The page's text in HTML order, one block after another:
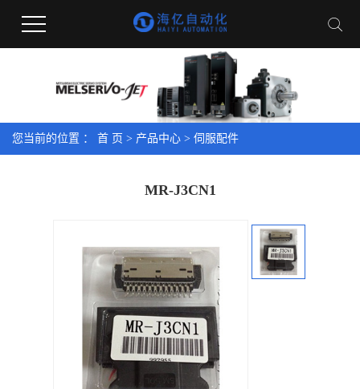
您当前的位置 ： 首 页 > 产品中心 > 伺服配件
MR-J3CN1